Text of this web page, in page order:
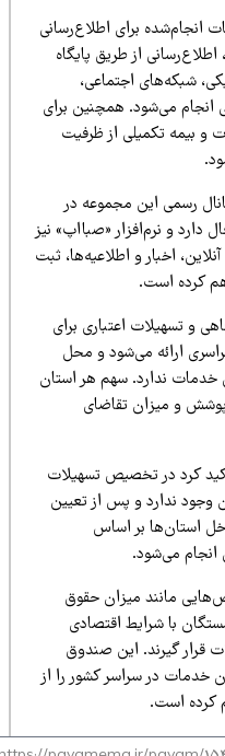
برای اطلاع‌رسانی
از طریق پایگاه
اجتماعی،
می‌شود. همچنین برای
تکمیلی از ظرفیت
این مجموعه در
فعال دارد و نرم‌افزار «صبااپ» نیز
و اطلاعیه‌ها، ثبت
است.
اعتباری برای
ارائه می‌شود و محل
ندارد. سهم هر استان
و میزان تقاضای
در تخصیص تسهیلات
ندارد و پس از تعیین
بر اساس
می‌شود.
مانند میزان حقوق
با شرایط اقتصادی
گیرند. این صندوق
در سراسر کشور را از
است.